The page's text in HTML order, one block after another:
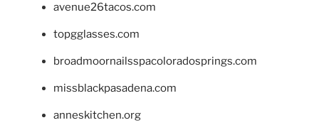
avenue26tacos.com
topgglasses.com
broadmoornailsspacoloradosprings.com
missblackpasadena.com
anneskitchen.org